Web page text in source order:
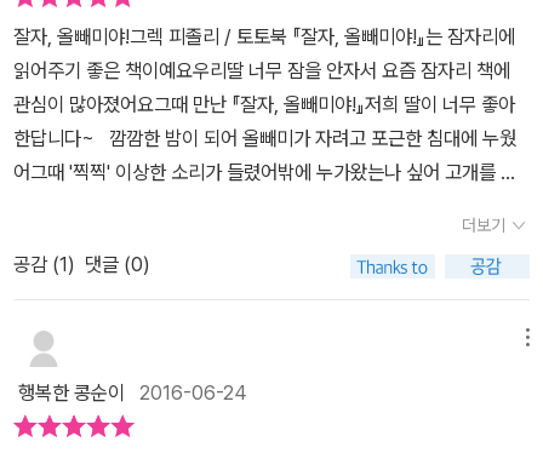
리를 쫓아 마룻바닥을 죄다 뜯어내고지붕도 헐어버리고 벽도 다 부수
어버렸답니다그러고는 마주친 생쥐~소리의 주인공을 찾은게 반가운
지반갑게 인사하고 둘이 함께 잠이 들으며 이야기는 끝납니다우선 잠
자리 동화에 걸맞게글자수가 매우 적은게 마음에 들었어요그림도 간
결하면서 파스텔톤의 은은함이 차분하게 해주네요내용 또한 간략한
주제 즉, 소리의 주인공을 찾는 내용이라서아이가 쉽게 이해할 수 있
었고 마지막에 모두가 잠드는 장면으로 끝나기에'우리도 함께 잘까'라
면서 자연스럽게 수면유도가 가능한것 같아요오늘은 어떤 잠자리동
잘자, 올빼미야!그렉 피졸리 / 토토북 『잘자, 올빼미야!』는 잠자리에
읽어주기 좋은 책이예요우리딸 너무 잠을 안자서 요즘 잠자리 책에
관심이 많아졌어요그때 만난 『잘자, 올빼미야!』저희 딸이 너무 좋아
한답니다~ 깜깜한 밤이 되어 올빼미가 자려고 포근한 침대에 누웠
어그때 '찍찍' 이상한 소리가 들렸어밖에 누가왔는나 싶어 고개를 빼
때 '찍찍' 이상한 소리가 또 들렸어장식장에서 나는 소리인가 싶어 올
빼미는 살펴보러 갔지하지만 이번에도 왜 소리가 나는지 알수가 없었
어이번엔 괜찮겠지 싶어 다시 잠자리에 들었어하지만 이번에도 이상
한 소리가 들렸어이상한 소리에 예민해진 올빼미가 원인을 찾기위해
알게되었지~올빼미와 생쥐는 함께 잠이 들었어그림책 『잘자, 올빼미
야!』는깜깜한 밤 우연히 찾아온 이상한 소리에 올빼미는 불안함과 두
더보기
공감 (1) 댓글 (0)
행복한 콩순이 2016-06-24